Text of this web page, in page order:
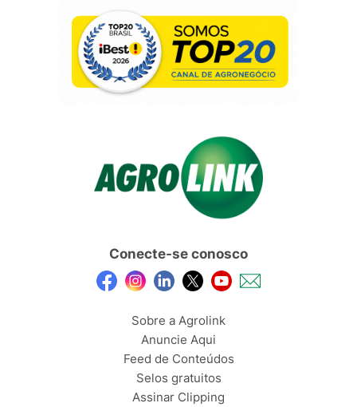
Conecte-se conosco
Sobre a Agrolink
Anuncie Aqui
Feed de Conteúdos
Selos gratuitos
Assinar Clipping